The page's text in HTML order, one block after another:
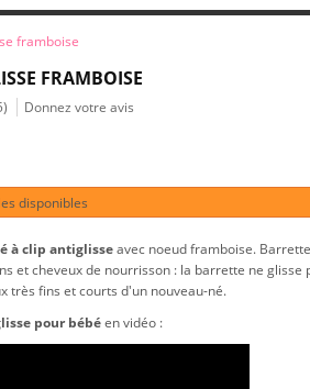
framboise
FRAMBOISE
) Donnez votre avis
disponibles
à clip antiglisseavec noeud framboise.
et cheveux de nourrisson : la barrette ne glisse
très fins et courts d'un nouveau-né.
pour bébéen vidéo :